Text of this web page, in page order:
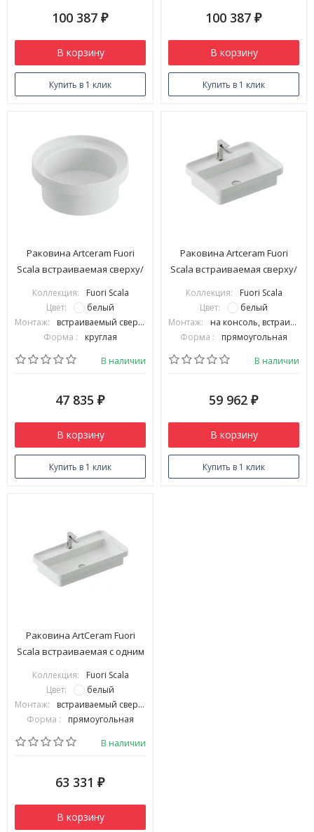
100 387 ₽
В корзину
Купить в 1 клик
100 387 ₽
В корзину
Купить в 1 клик
Раковина Artceram Fuori
Scala встраиваемая сверху/
цвет раковины белый TFL032
01 00
Коллекция:
Fuori Scala
Цвет:
белый
Монтаж:
встраиваемый сверху
Форма :
круглая
В наличии
47 835 ₽
В корзину
Купить в 1 клик
Раковина Artceram Fuori
Scala встраиваемая сверху/
отверстием цвет белый
TFL034 01 00
Коллекция:
Fuori Scala
Цвет:
белый
Монтаж:
на консоль, встраиваемый сверху
Форма :
прямоугольная
В наличии
59 962 ₽
В корзину
Купить в 1 клик
Раковина ArtCeram Fuori
Scala встраиваемая с одним
TFL0350100
Коллекция:
Fuori Scala
Цвет:
белый
Монтаж:
встраиваемый сверху
Форма :
прямоугольная
В наличии
63 331 ₽
В корзину